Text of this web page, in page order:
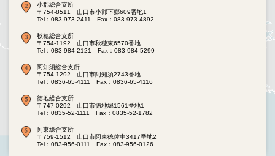
小郡総合支所
〒754-8511 山口市小郡下郷609番地1
Tel：083-973-2411
Fax：083-973-4892
秋穂総合支所
〒754-1192 山口市秋穂東6570番地
Tel：083-984-2121
Fax：083-984-5299
阿知須総合支所
〒754-1292 山口市阿知須2743番地
Tel：0836-65-4111
Fax：0836-65-4116
徳地総合支所
〒747-0292 山口市徳地堀1561番地1
Tel：0835-52-1111
Fax：0835-52-1782
阿東総合支所
〒759-1512 山口市阿東徳佐中3417番地2
Tel：083-956-0111
Fax：083-956-0126